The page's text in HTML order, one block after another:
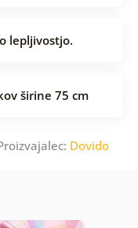
lepljivostjo.
širine 75 cm
Dovido